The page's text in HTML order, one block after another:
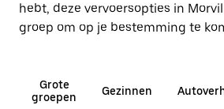
hebt, deze vervoersopties in
groep om op je bestemming te
Grote
groepen
Gezinnen